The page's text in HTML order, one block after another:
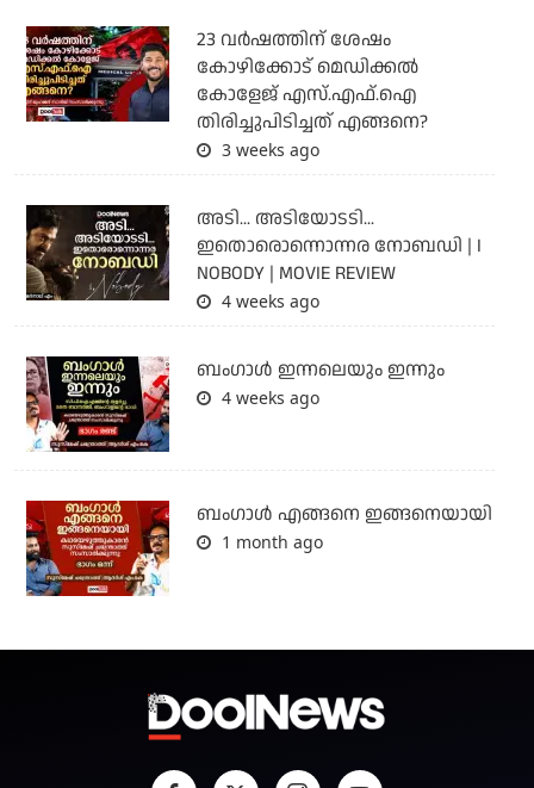
23 വർഷത്തിന് ശേഷം
കോഴിക്കോട് മെഡിക്കൽ
കോളേജ് എസ്.എഫ്.ഐ
തിരിച്ചുപിടിച്ചത് എങ്ങനെ?
3 weeks ago
അടി... അടിയോടടി...
ഇതൊരൊന്നൊന്നര നോബഡി | I
NOBODY | MOVIE REVIEW
4 weeks ago
ബംഗാള്‍ ഇന്നലെയും ഇന്നും
4 weeks ago
ബം​ഗാൾ എങ്ങനെ ഇങ്ങനെയായി
1 month ago